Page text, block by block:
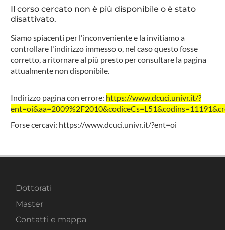
Il corso cercato non è più disponibile o è stato
disattivato.
Siamo spiacenti per l'inconveniente e la invitiamo a
controllare l'indirizzo immesso o, nel caso questo fosse
corretto, a ritornare al più presto per consultare la pagina
attualmente non disponibile.
Indirizzo pagina con errore: https://www.dcuci.univr.it/?
Forse cercavi: https://www.dcuci.univr.it/?ent=oi
Dottorati
Master
Contatti e mappa